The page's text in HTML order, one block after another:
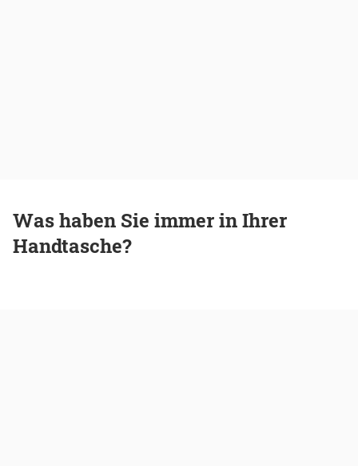
Was haben Sie immer in Ihrer
Handtasche?